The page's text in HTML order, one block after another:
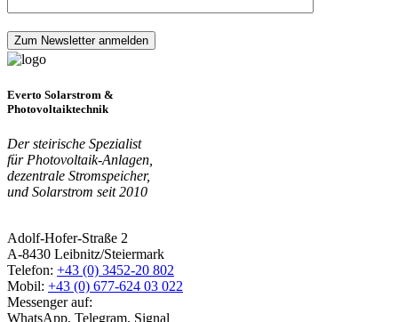
Everto Solarstrom &
Photovoltaiktechnik
Der steirische Spezialist
für Photovoltaik-Anlagen,
dezentrale Stromspeicher,
und Solarstrom seit 2010
Adolf-Hofer-Straße 2
A-8430 Leibnitz/Steiermark
Telefon: +43 (0) 3452-20 802
Mobil: +43 (0) 677-624 03 022
Messenger auf:
WhatsApp, Telegram, Signal